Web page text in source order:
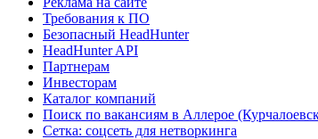
Требования к ПО
Безопасный HeadHunter
HeadHunter API
Партнерам
Инвесторам
Каталог компаний
Поиск по вакансиям в Аллерое
Сетка: соцсеть для нетворкинга